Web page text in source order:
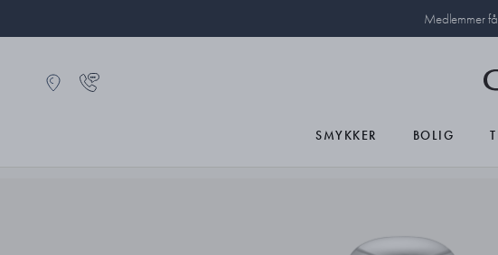
Medlemmer
SMYKKER BOLIG